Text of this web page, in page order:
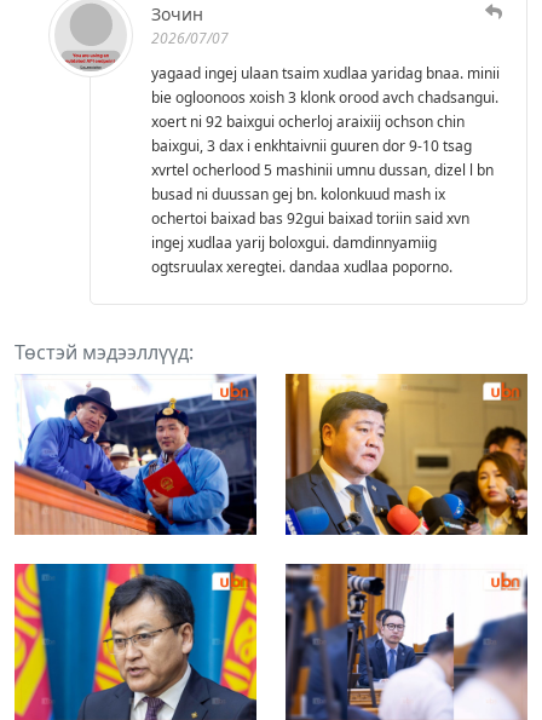
Зочин
2026/07/07
yagaad ingej ulaan tsaim xudlaa yaridag bnaa. minii
bie ogloonoos xoish 3 klonk orood avch chadsangui.
xoert ni 92 baixgui ocherloj araixiij ochson chin
baixgui, 3 dax i enkhtaivnii guuren dor 9-10 tsag
xvrtel ocherlood 5 mashinii umnu dussan, dizel l bn
busad ni duussan gej bn. kolonkuud mash ix
ochertoi baixad bas 92gui baixad toriin said xvn
ingej xudlaa yarij boloxgui. damdinnyamiig
ogtsruulax xeregtei. dandaa xudlaa poporno.
Төстэй мэдээллүүд: